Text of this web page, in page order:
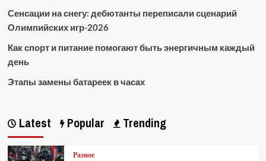
Сенсации на снегу: дебютанты переписали сценарий
Олимпийских игр-2026
Как спорт и питание помогают быть энергичным каждый
день
Этапы замены батареек в часах
Latest Popular Trending
Разное